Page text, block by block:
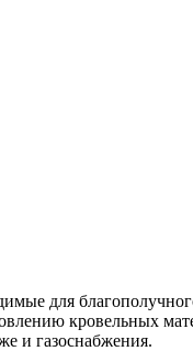
для
кровельных
и газоснабжения.